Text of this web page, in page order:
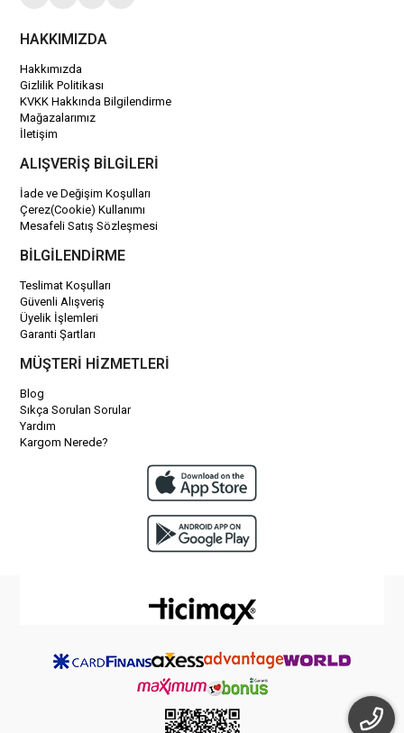
HAKKIMIZDA
Hakkımızda
Gizlilik Politikası
KVKK Hakkında Bilgilendirme
Mağazalarımız
İletişim
ALIŞVERİŞ BİLGİLERİ
İade ve Değişim Koşulları
Çerez(Cookie) Kullanımı
Mesafeli Satış Sözleşmesi
BİLGİLENDİRME
Teslimat Koşulları
Güvenli Alışveriş
Üyelik İşlemleri
Garanti Şartları
MÜŞTERİ HİZMETLERİ
Blog
Sıkça Sorulan Sorular
Yardım
Kargom Nerede?